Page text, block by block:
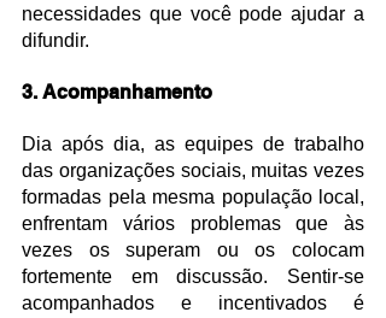
necessidades que você pode ajudar a
difundir.
3. Acompanhamento
Dia após dia, as equipes de trabalho
das organizações sociais, muitas vezes
formadas pela mesma população local,
enfrentam vários problemas que às
vezes os superam ou os colocam
fortemente em discussão. Sentir-se
acompanhados e incentivados é